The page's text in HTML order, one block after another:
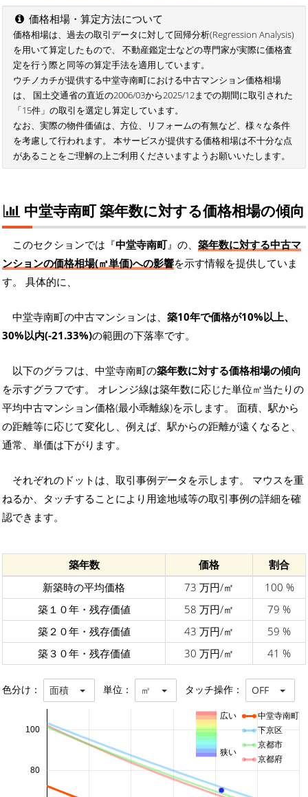
価格相場・算定方法について
価格相場は、過去の取引データに対して回帰分析(Regression Analysis)
を用いて算定したもので、 不動産鑑定士などの専門家が実際に価格査
定を行う際と同等の算定手法を適用しています。
ウチノカチが提供する中堂寺南町における中古マンション価格相場
は、 国土交通省の直近の2006/03から2025/12までの期間に取引された
「15件」の取引を選定し算定しています。
なお、実際の物件価値は、方位、リフォームの有無など、様々な条件
を考慮して行われます。 本サービスが提供する価格相場は不十分な点
があることをご理解の上ご利用くださいますようお願いいたします。
中堂寺南町 築年数に対する価格相場の傾向
このセクションでは『中堂寺南町』の、 築年数に対する中古マ
ンションの価格相場(㎡単価)への影響を示す情報を提供していま
す。 具体的に、
中堂寺南町の中古マンションは、 築10年で価格が10%以上、
30%以内(-21.33%)の範囲の下落率です。
以下のグラフは、中堂寺南町の築年数に対する価格相場の傾向
を示すグラフです。 オレンジ線は築年数に応じた単位㎡当たりの
平均中古マンション価格(最小乖離線)を示します。 面積、駅から
の距離等に応じて変化し、例えば、駅からの距離が遠くなると、
通常、単価は下がります。
それぞれのドットは、取引事例データを示します。 マウスを重
ねるか、タッチすることにより用途地域等の取引事例の詳細を確
認できます。
築年数 価格
割合
新築時の平均価格
73 万円/㎡
100 %
築１０年・残存価値
58 万円/㎡
79 %
築２０年・残存価値
43 万円/㎡
59 %
築３０年・残存価値
30 万円/㎡ 41 %
色分け： 面積 単位： ㎡ タッチ操作： OFF
80
100
中堂寺南町
下京区
京都市
京都府
広い
狭い